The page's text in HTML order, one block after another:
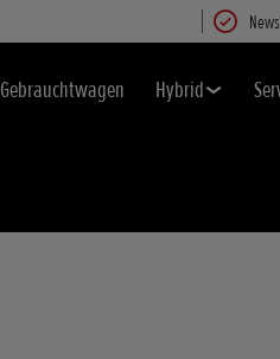
Gebrauchtwagen Hybrid